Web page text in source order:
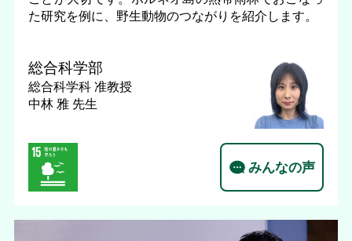
た研究を例に、野生動物のつながりを紹介します。
総合科学部
総合科学科 准教授
中林 雅 先生
みんなの声